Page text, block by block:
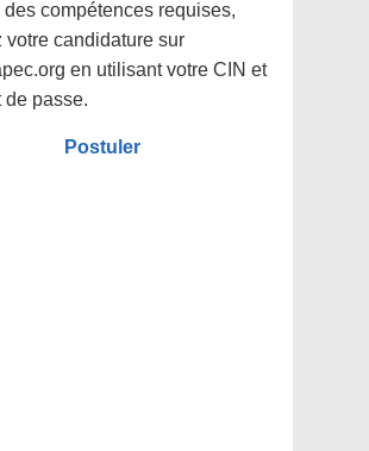
compétences requises,
votre candidature sur
en utilisant votre CIN et
de passe.
Postuler